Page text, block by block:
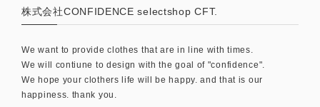
株式会社CONFIDENCE selectshop CFT.
We want to provide clothes that are in line with times.
We will contiune to design with the goal of "confidence".
We hope your clothers life will be happy. and that is our
happiness. thank you.